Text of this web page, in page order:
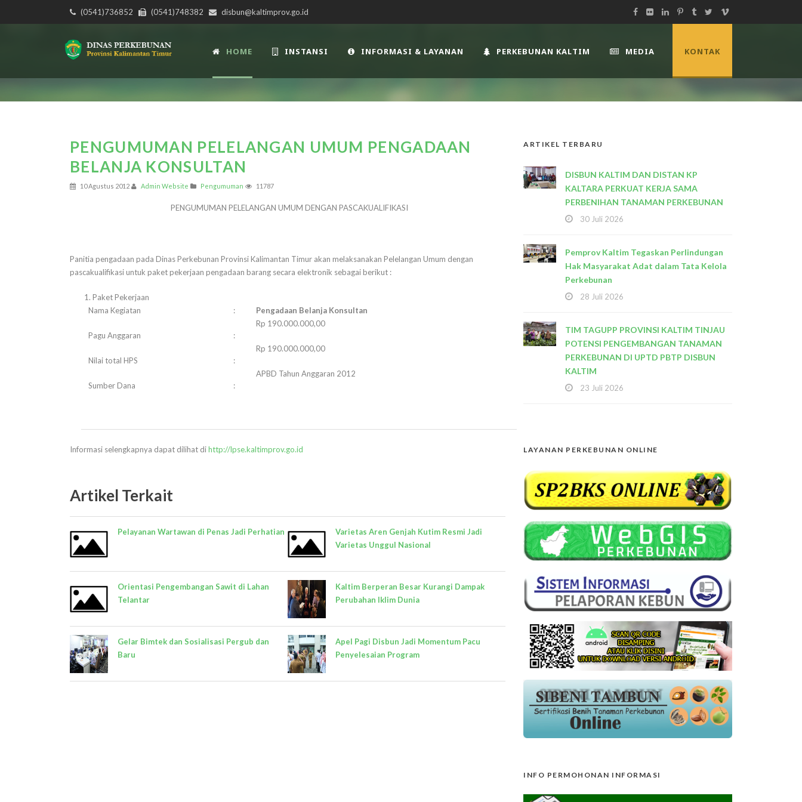
(0541)736852 (0541)748382 disbun@kaltimprov.go.id
HOME INSTANSI INFORMASI & LAYANAN PERKEBUNAN KALTIM MEDIA KONTAK
PENGUMUMAN PELELANGAN UMUM PENGADAAN
BELANJA KONSULTAN
10 Agustus 2012 Admin Website Pengumuman 11787
PENGUMUMAN PELELANGAN UMUM DENGAN PASCAKUALIFIKASI
Panitia pengadaan pada Dinas Perkebunan Provinsi Kalimantan Timur akan melaksanakan Pelelangan Umum dengan
pascakualifikasi untuk paket pekerjaan pengadaan barang secara elektronik sebagai berikut :
1. Paket Pekerjaan
Nama Kegiatan
Pagu Anggaran
Nilai total HPS
Sumber Dana
:
:
:
:
Pengadaan Belanja Konsultan
Rp 190.000.000,00
Rp 190.000.000,00
APBD Tahun Anggaran 2012
Informasi selengkapnya dapat dilihat dihttp://lpse.kaltimprov.go.id
Artikel Terkait
Pelayanan Wartawan di Penas Jadi Perhatian
Orientasi Pengembangan Sawit di Lahan
Telantar
Gelar Bimtek dan Sosialisasi Pergub dan
Baru
Varietas Aren Genjah Kutim Resmi Jadi
Varietas Unggul Nasional
Kaltim Berperan Besar Kurangi Dampak
Perubahan Iklim Dunia
Apel Pagi Disbun Jadi Momentum Pacu
Penyelesaian Program
ARTIKEL TERBARU
DISBUN KALTIM DAN DISTAN KP
KALTARA PERKUAT KERJA SAMA
PERBENIHAN TANAMAN PERKEBUNAN
30 Juli 2026
Pemprov Kaltim Tegaskan Perlindungan
Hak Masyarakat Adat dalam Tata Kelola
Perkebunan
28 Juli 2026
TIM TAGUPP PROVINSI KALTIM TINJAU
POTENSI PENGEMBANGAN TANAMAN
PERKEBUNAN DI UPTD PBTP DISBUN
KALTIM
23 Juli 2026
LAYANAN PERKEBUNAN ONLINE
INFO PERMOHONAN INFORMASI